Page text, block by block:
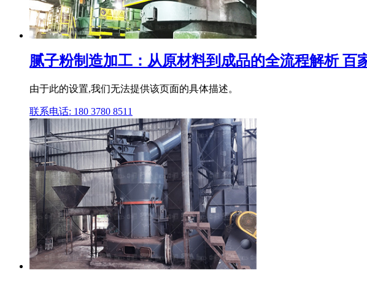
腻子粉制造加工：从原材料到成品的全流程解析 百
由于此的设置,我们无法提供该页面的具体描述。
联系电话: 180 3780 8511